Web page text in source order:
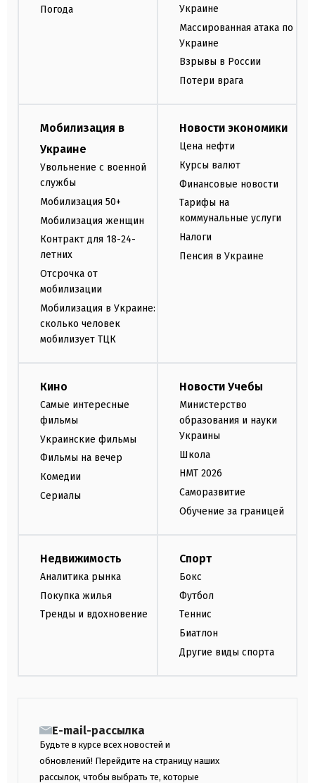
Погода
Украине
Массированная атака по
Украине
Взрывы в России
Потери врага
Мобилизация в
Украине
Увольнение с военной
службы
Мобилизация 50+
Мобилизация женщин
Контракт для 18-24-
летних
Отсрочка от
мобилизации
Мобилизация в Украине:
сколько человек
мобилизует ТЦК
Новости экономики
Цена нефти
Курсы валют
Финансовые новости
Тарифы на
коммунальные услуги
Налоги
Пенсия в Украине
Кино
Самые интересные
фильмы
Украинские фильмы
Фильмы на вечер
Комедии
Сериалы
Новости Учебы
Министерство
образования и науки
Украины
Школа
НМТ 2026
Саморазвитие
Обучение за границей
Недвижимость
Аналитика рынка
Покупка жилья
Тренды и вдохновение
Спорт
Бокс
Футбол
Теннис
Биатлон
Другие виды спорта
E-mail-рассылка
Будьте в курсе всех новостей и
обновлений! Перейдите на страницу наших
рассылок, чтобы выбрать те, которые